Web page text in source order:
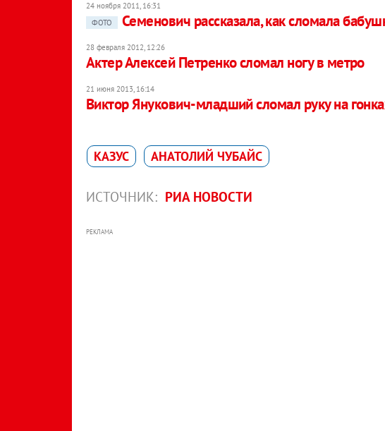
24 ноября 2011, 16:31
ФОТО
Семенович рассказала, как сломала
28 февраля 2012, 12:26
Актер Алексей Петренко сломал ногу в метро
21 июня 2013, 16:14
Виктор Янукович-младший сломал руку на
КАЗУС АНАТОЛИЙ ЧУБАЙС
ИСТОЧНИК: РИА НОВОСТИ
РЕКЛАМА